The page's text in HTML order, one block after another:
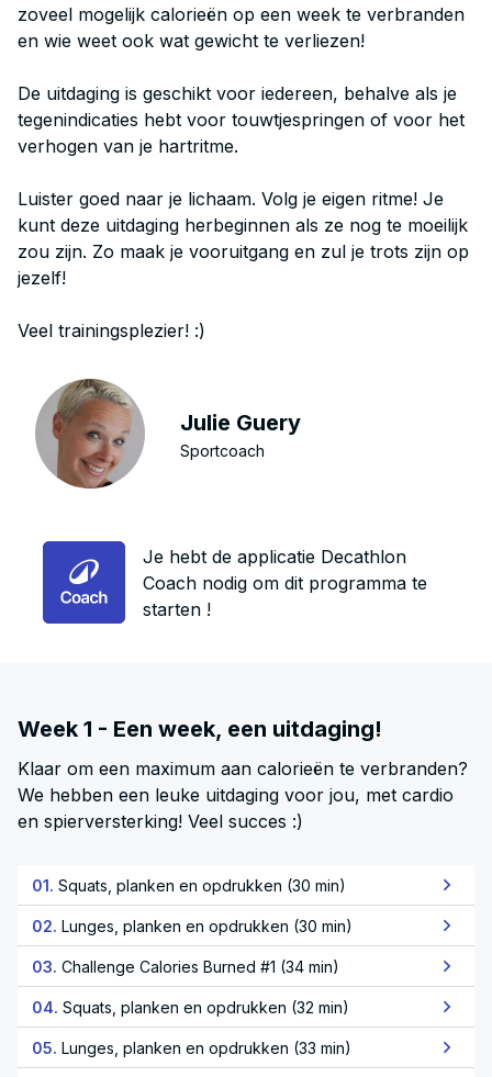
zoveel mogelijk calorieën op een week te verbranden
en wie weet ook wat gewicht te verliezen!
De uitdaging is geschikt voor iedereen, behalve als je
tegenindicaties hebt voor touwtjespringen of voor het
verhogen van je hartritme.
Luister goed naar je lichaam. Volg je eigen ritme! Je
kunt deze uitdaging herbeginnen als ze nog te moeilijk
zou zijn. Zo maak je vooruitgang en zul je trots zijn op
jezelf!
Veel trainingsplezier! :)
Julie Guery
Sportcoach
Je hebt de applicatie Decathlon
Coach nodig om dit programma te
starten !
Week 1 - Een week, een uitdaging!
Klaar om een maximum aan calorieën te verbranden?
We hebben een leuke uitdaging voor jou, met cardio
en spierversterking! Veel succes :)
01. Squats, planken en opdrukken (30 min)
02. Lunges, planken en opdrukken (30 min)
03. Challenge Calories Burned #1 (34 min)
04. Squats, planken en opdrukken (32 min)
05. Lunges, planken en opdrukken (33 min)